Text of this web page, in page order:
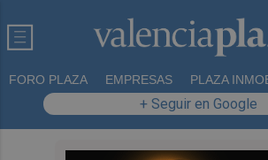
FORO PLAZA EMPRESAS PLAZA
+ Seguir en Google